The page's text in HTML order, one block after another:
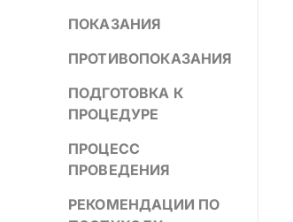
ПОКАЗАНИЯ
ПРОТИВОПОКАЗАНИЯ
ПОДГОТОВКА К
ПРОЦЕДУРЕ
ПРОЦЕСС
ПРОВЕДЕНИЯ
РЕКОМЕНДАЦИИ ПО